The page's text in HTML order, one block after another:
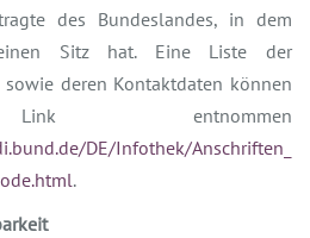
des Bundeslandes, in dem
Sitz hat. Eine Liste der
deren Kontaktdaten können
entnommen
DE/Infothek/Anschriften_
.